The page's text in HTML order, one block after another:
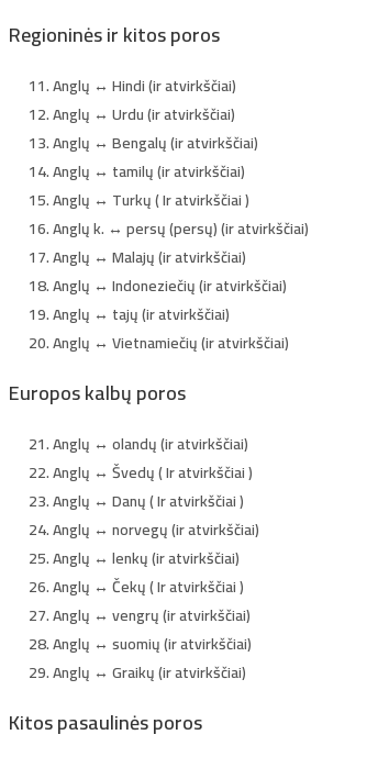
Regioninės ir kitos poros
Anglų ↔ Hindi (ir atvirkščiai)
Anglų ↔ Urdu (ir atvirkščiai)
Anglų ↔ Bengalų (ir atvirkščiai)
Anglų ↔ tamilų (ir atvirkščiai)
Anglų ↔ Turkų ( Ir atvirkščiai )
Anglų k. ↔ persų (persų) (ir atvirkščiai)
Anglų ↔ Malajų (ir atvirkščiai)
Anglų ↔ Indoneziečių (ir atvirkščiai)
Anglų ↔ tajų (ir atvirkščiai)
Anglų ↔ Vietnamiečių (ir atvirkščiai)
Europos kalbų poros
Anglų ↔ olandų (ir atvirkščiai)
Anglų ↔ Švedų ( Ir atvirkščiai )
Anglų ↔ Danų ( Ir atvirkščiai )
Anglų ↔ norvegų (ir atvirkščiai)
Anglų ↔ lenkų (ir atvirkščiai)
Anglų ↔ Čekų ( Ir atvirkščiai )
Anglų ↔ vengrų (ir atvirkščiai)
Anglų ↔ suomių (ir atvirkščiai)
Anglų ↔ Graikų (ir atvirkščiai)
Kitos pasaulinės poros